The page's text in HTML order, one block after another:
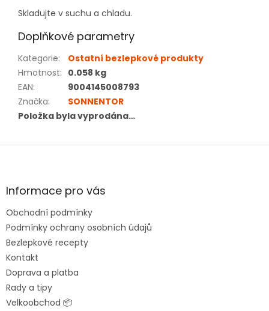
Skladujte v suchu a chladu.
Doplňkové parametry
Kategorie:
Ostatní bezlepkové produkty
Hmotnost: 0.058 kg
EAN:
9004145008793
Značka:
SONNENTOR
Položka byla vyprodána…
Z
aInformace pro vás
Obchodní podmínky
Podmínky ochrany osobních údajů
Bezlepkové recepty
Kontakt
Doprava a platba
Rady a tipy
Velkoobchod 📦